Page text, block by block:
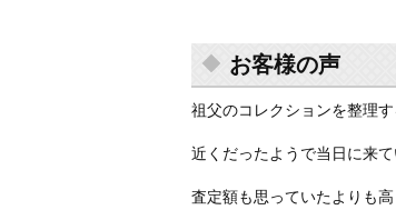
お客様の声
祖父のコレクションを整理
近くだったようで当日に来て
査定額も思っていたよりも